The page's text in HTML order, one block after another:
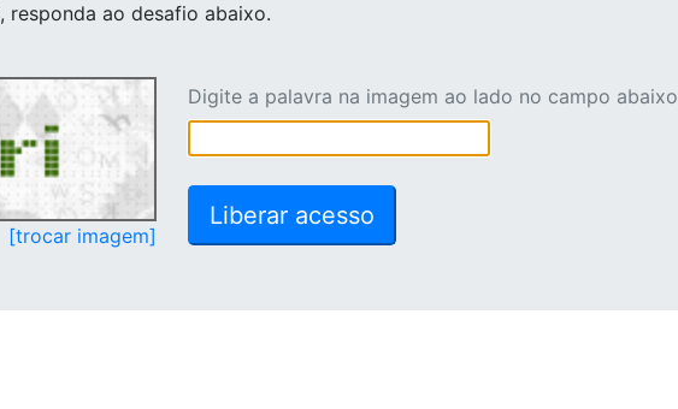
, responda ao desafio abaixo.
[trocar imagem]
Digite a palavra na imagem ao lado no campo abaixo